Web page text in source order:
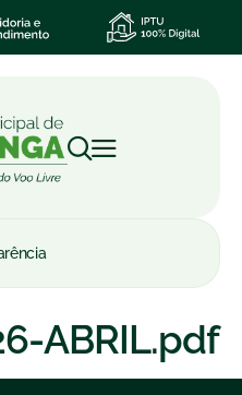
ABRIL.pdf